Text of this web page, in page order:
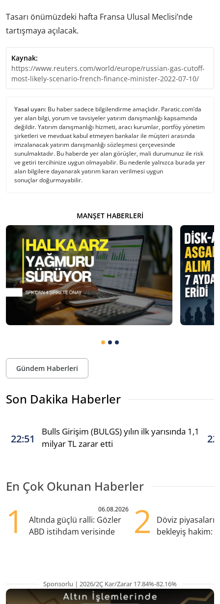
Tasarı önümüzdeki hafta Fransa Ulusal Meclisi’nde
tartışmaya açılacak.
Kaynak:
https://www.reuters.com/world/europe/russian-gas-cutoff-
most-likely-scenario-french-finance-minister-2022-07-10/
Yasal uyarı: Bu haber sadece bilgilendirme amaçlıdır. Paratic.com’da
yer alan bilgi, yorum ve tavsiyeler yatırım danışmanlığı kapsamında
değildir. Yatırım danışmanlığı hizmeti, aracı kurumlar, portföy yönetim
şirketleri ve mevduat kabul etmeyen bankalar ile müşteri arasında
imzalanacak yatırım danışmanlığı sözleşmesi çerçevesinde
sunulmaktadır. Bu haberde yer alan görüşler, mali durumunuz ile risk
ve getiri tercihinize uygun olmayabilir. Bu nedenle yalnızca burada yer
alan bilgilere dayanarak yatırım kararı verilmesi uygun
sonuçlar doğurmayabilir.
MANŞET HABERLERI
Gündem Haberleri
Son Dakika Haberler
22:51
Bulls Girişim (BULGS) yılın ilk yarısında 1,1
milyar TL zarar etti
En Çok Okunan Haberler
1 06.08.2026
Altında güçlü ralli: Gözler
ABD istihdam verisinde
2
Döviz
bekleyiş hakim:
Sponsorlu | 2026/2Ç Kar/Zarar 17.84%-82.16%